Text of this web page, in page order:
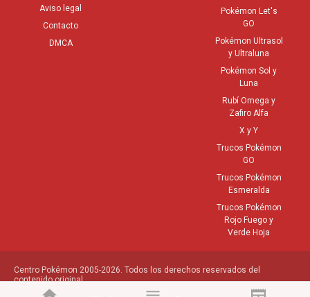
Aviso legal
Contacto
DMCA
Pokémon Let's
GO
Pokémon Ultrasol
y Ultraluna
Pokémon Sol y
Luna
Rubí Omega y
Zafiro Alfa
X y Y
Trucos Pokémon
GO
Trucos Pokémon
Esmeralda
Trucos Pokémon
Rojo Fuego y
Verde Hoja
Centro Pokémon 2005-2026. Todos los derechos reservados del
contenido original.